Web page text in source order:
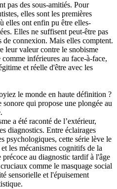
pas des sous-amitiés. Pour
elles sont les premières
elles ont enfin pu être elles-
Elles ne suffisent peut-être pas
de connexion. Mais elles comptent.
leur valeur contre le snobisme
inférieures au face-à-face,
et réelle d'être avec les
le monde en haute définition ?
sonore qui propose une plongée au
a été raconté de l’extérieur,
diagnostics. Entre éclairages
psychologiques, cette série lève le
les mécanismes cognitifs de la
au diagnostic tardif à l'âge
comme le masquage social
sensorielle et l'épuisement